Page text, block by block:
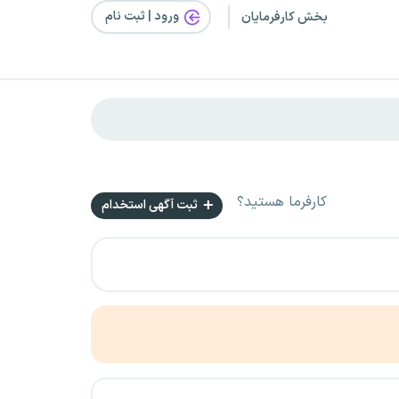
بخش کارفرمایان ورود | ثبت‌ نام
کارفرما هستید؟ ثبت آگهی استخدام